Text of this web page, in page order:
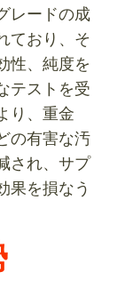
レードの成
ており、そ
性、純度を
テストを受
り、重金
の有害な汚
され、サプ
果を損なう